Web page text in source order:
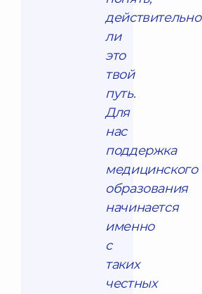
действительно
ли
это
твой
путь.
Для
нас
поддержка
медицинского
образования
начинается
именно
с
таких
честных